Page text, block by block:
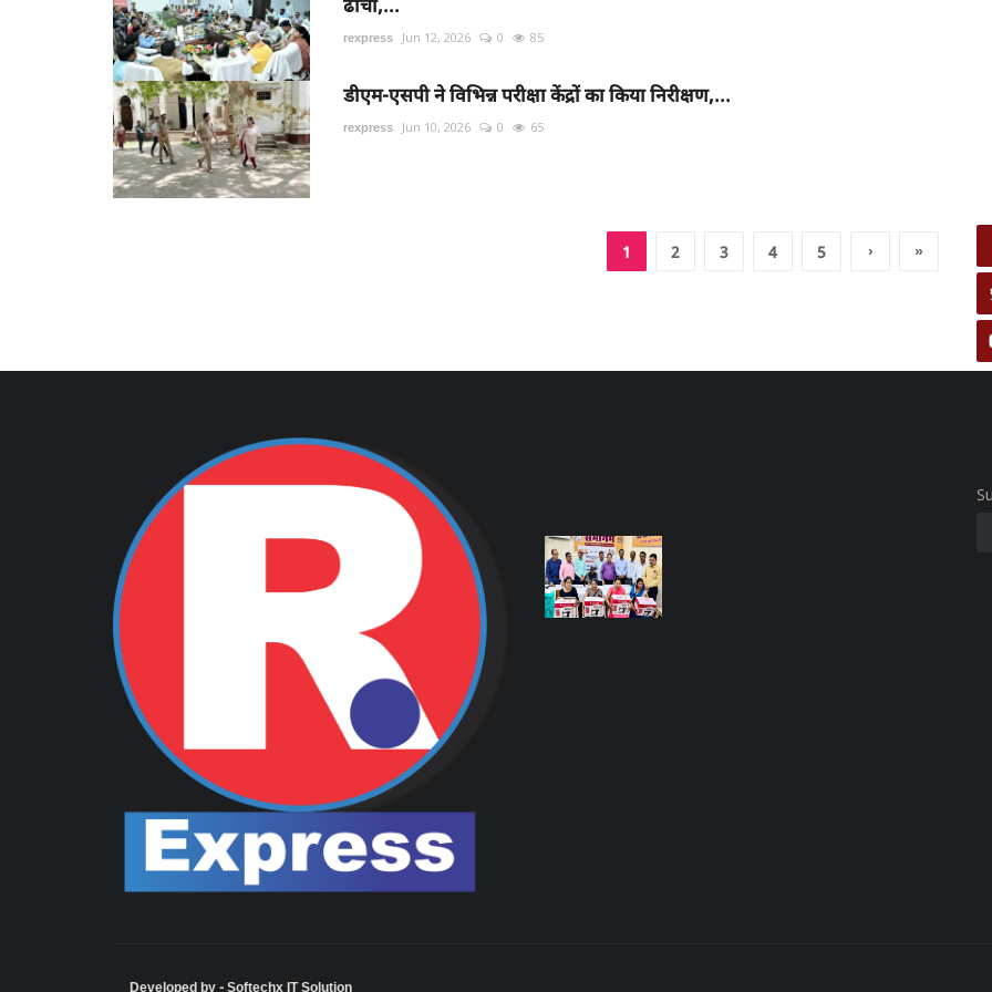
rexpress Jun 12, 2026 0 85
डीएम-एसपी ने विभिन्न परीक्षा केंद्रों का किया निरीक्षण,...
rexpress Jun 10, 2026 0 65
1 2 3 4 5 › »
Developed by - Softechx IT Solution